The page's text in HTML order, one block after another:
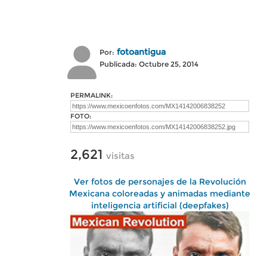
Por: fotoantigua
Publicada: Octubre 25, 2014
PERMALINK:
FOTO:
2,621 visitas
Ver fotos de personajes de la Revolución
Mexicana coloreadas y animadas mediante
inteligencia artificial (deepfakes)